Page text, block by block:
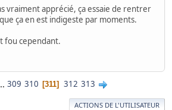
vraiment apprécié, ça essaie de rentrer
ça en est indigeste par moments.
fou cependant.
309 310 311 312 313
ACTIONS DE L'UTILISATEUR